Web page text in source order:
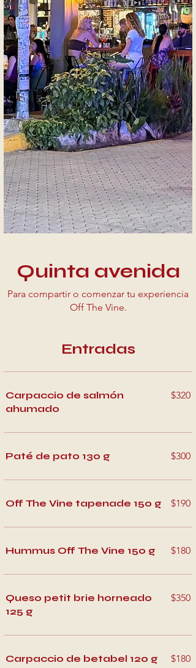
Quinta avenida
Para compartir o comenzar tu experiencia
Off The Vine.
Entradas
Carpaccio de salmón
ahumado
$320
Paté de pato 130 g $300
Off The Vine tapenade 150 g $190
Hummus Off The Vine 150 g $180
Queso petit brie horneado
125 g
$350
Carpaccio de betabel 120 g $180